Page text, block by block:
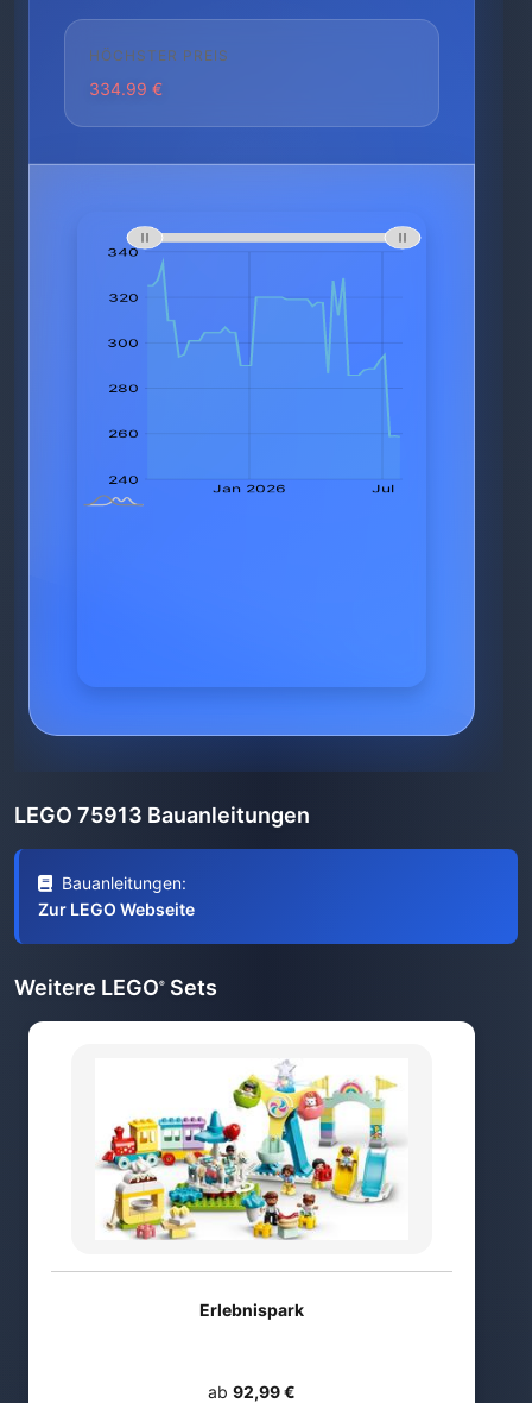
HÖCHSTER PREIS
334.99 €
LEGO 75913 Bauanleitungen
Bauanleitungen:
Zur LEGO Webseite
Weitere LEGO® Sets
Erlebnispark
ab 92,99 €